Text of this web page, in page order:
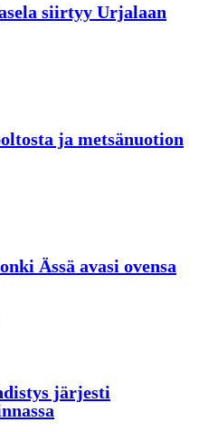
siirtyy Urjalaan
ja metsänuotion
Ässä avasi ovensa
järjesti